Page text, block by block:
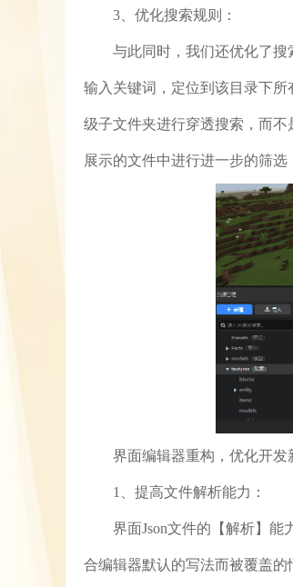
3、优化搜索规则：
与此同时，我们还优化了
输入关键词，定位到该目录下
级子文件夹进行穿透搜索，而
展示的文件中进行进一步的筛选
界面编辑器重构，优化开发
1、提高文件解析能力：
界面Json文件的【解析】能
合编辑器默认的写法而被覆盖